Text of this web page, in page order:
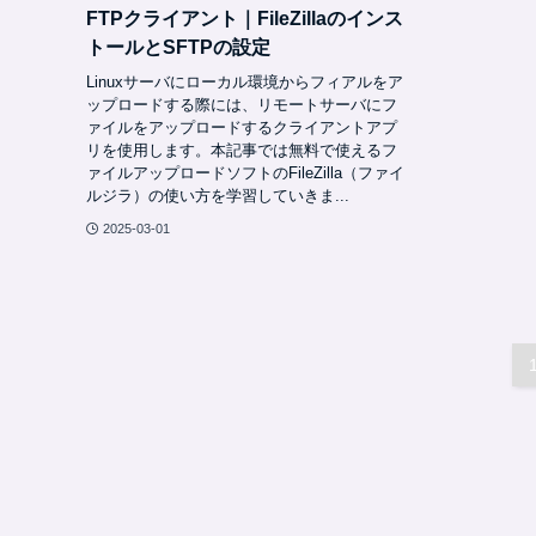
FTPクライアント｜FileZillaのインス
トールとSFTPの設定
Linuxサーバにローカル環境からフィアルをア
ップロードする際には、リモートサーバにフ
ァイルをアップロードするクライアントアプ
リを使用します。本記事では無料で使えるフ
ァイルアップロードソフトのFileZilla（ファイ
ルジラ）の使い方を学習していきま...
2025-03-01
1